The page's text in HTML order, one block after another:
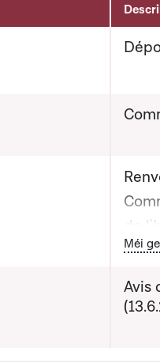
de
de
Méi
Avis